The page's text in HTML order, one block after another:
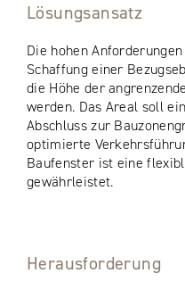
Lösungsansatz
Die hohen
Schaffung einer
die Höhe der
werden. Das Areal soll
Abschluss zur
optimierte
Baufenster ist eine
gewährleistet.
Herausforderung